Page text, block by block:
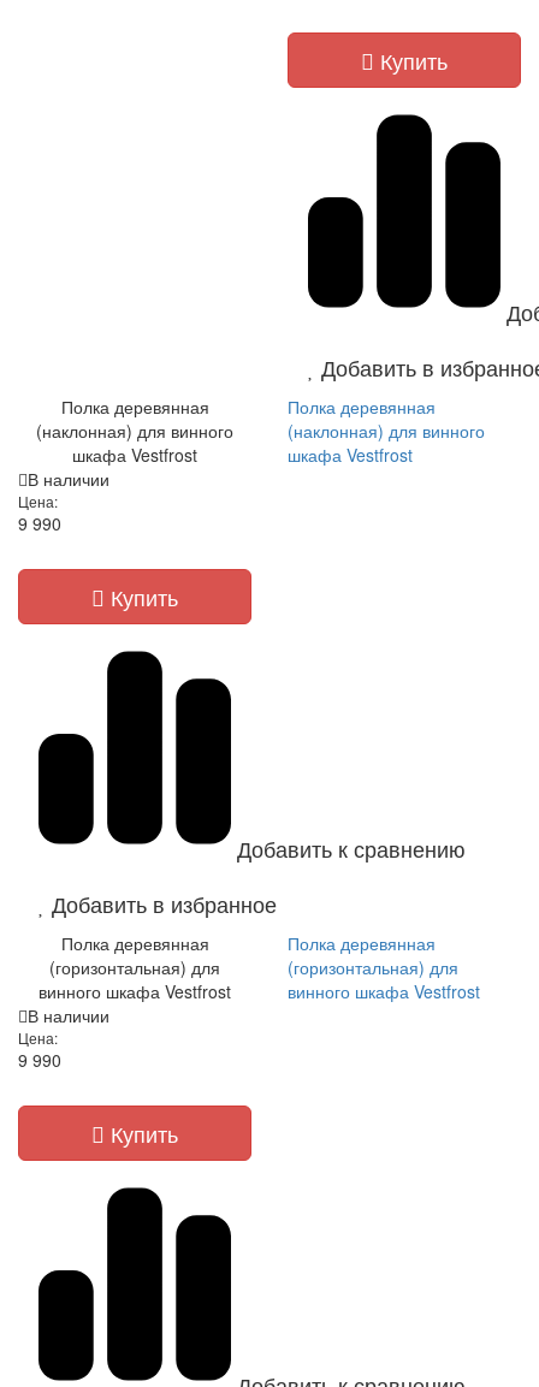
Купить
Добавить в
Полка деревянная
(наклонная) для винного
шкафа Vestfrost
Полка деревянная
(наклонная) для винного
шкафа Vestfrost
В наличии
Цена:
9 990
Купить
Добавить к сравнению
Добавить в избранное
Полка деревянная
(горизонтальная) для
винного шкафа Vestfrost
Полка деревянная
(горизонтальная) для
винного шкафа Vestfrost
В наличии
Цена:
9 990
Купить